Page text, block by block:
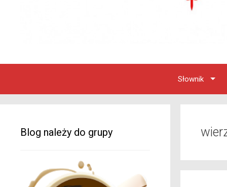
Słownik
Blog należy do grupy